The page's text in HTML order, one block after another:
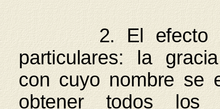
2. El efecto
particulares: la
con cuyo nombre se
obtener todos los